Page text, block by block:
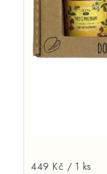
Měrná
449 Kč / 1 ks